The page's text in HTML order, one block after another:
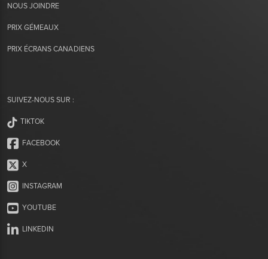
NOUS JOINDRE
PRIX GÉMEAUX
PRIX ÉCRANS CANADIENS
SUIVEZ-NOUS SUR :
TIKTOK
FACEBOOK
X
INSTAGRAM
YOUTUBE
LINKEDIN